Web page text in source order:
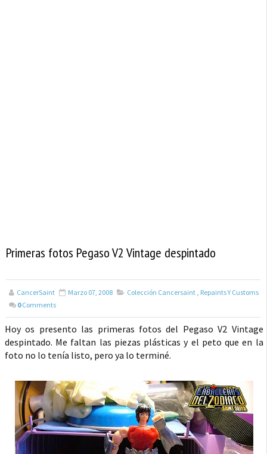
Primeras fotos Pegaso V2 Vintage despintado
CancerSaint Marzo 07, 2008 Colección Cancersaint , Repaints Y Customs
0 Comments
Hoy os presento las primeras fotos del Pegaso V2 Vintage
despintado. Me faltan las piezas plásticas y el peto que en la
foto no lo tenía listo, pero ya lo terminé.